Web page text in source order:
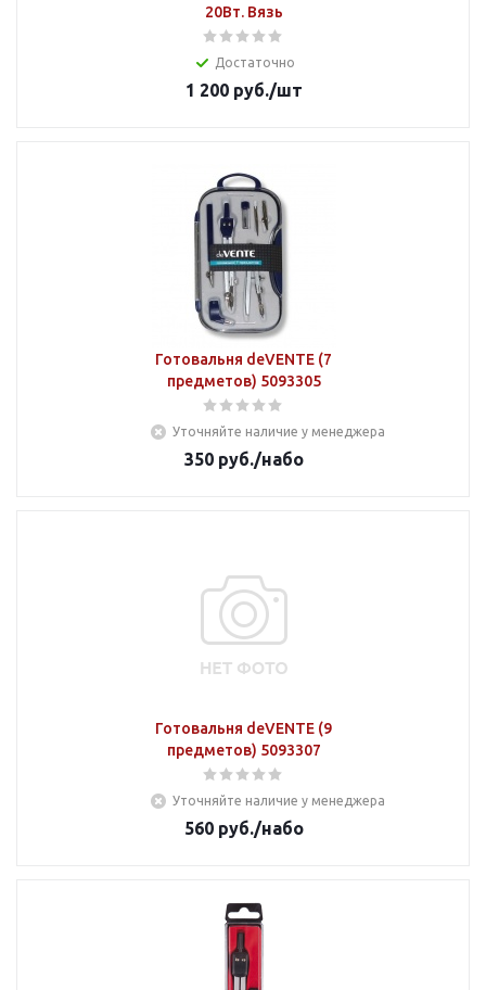
20Вт. Вязь
Достаточно
1 200руб./шт
Готовальня deVENTE (7
предметов) 5093305
Уточняйте наличие у менеджера
350руб./набо
Готовальня deVENTE (9
предметов) 5093307
Уточняйте наличие у менеджера
560руб./набо